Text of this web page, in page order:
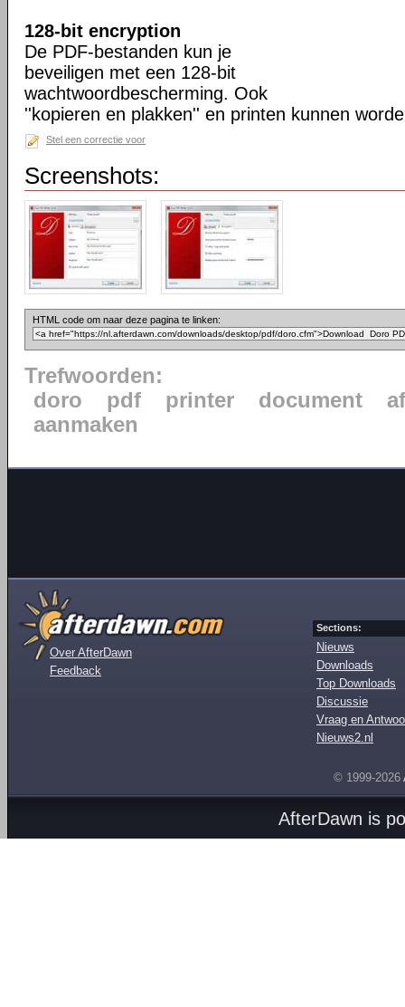
128-bit encryption
De PDF-bestanden kun je
beveiligen met een 128-bit
wachtwoordbescherming. Ook
''kopieren en plakken'' en printen kunnen
Stel een correctie voor
Screenshots:
HTML code om naar deze pagina te linken:
Trefwoorden:
doro
pdf printer document
aanmaken
Over AfterDawn
Feedback
Sections:
Nieuws
Downloads
Top Downloads
Discussie
Vraag en
Nieuws2.nl
© 1999-2026
AfterDawn is